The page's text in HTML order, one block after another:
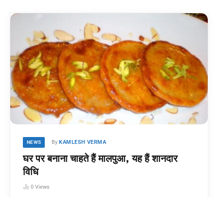
NEWS By KAMLESH VERMA
घर पर बनाना चाहते हैं मालपुआ, यह हैं शानदार
विधि
0 Views